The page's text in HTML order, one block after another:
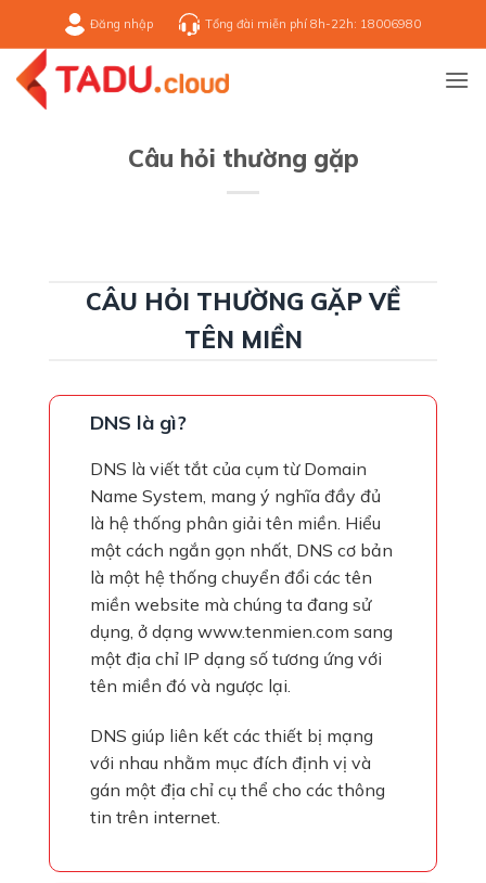
nội
dung
Đăng nhập Tổng đài miễn phí 8h-22h: 18006980
Câu hỏi thường gặp
CÂU HỎI THƯỜNG GẶP VỀ
TÊN MIỀN
DNS là gì?
DNS là viết tắt của cụm từ Domain
Name System, mang ý nghĩa đầy đủ
là hệ thống phân giải tên miền. Hiểu
một cách ngắn gọn nhất, DNS cơ bản
là một hệ thống chuyển đổi các tên
miền website mà chúng ta đang sử
dụng, ở dạng www.tenmien.com sang
một địa chỉ IP dạng số tương ứng với
tên miền đó và ngược lại.
DNS giúp liên kết các thiết bị mạng
với nhau nhằm mục đích định vị và
gán một địa chỉ cụ thể cho các thông
tin trên internet.